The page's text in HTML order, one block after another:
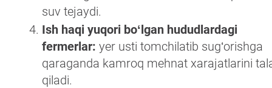
suv tejaydi.
Ish haqi yuqori boʻlgan hududlardagi
fermerlar: yer usti tomchilatib sugʻorishga
qaraganda kamroq mehnat xarajatlarini
qiladi.